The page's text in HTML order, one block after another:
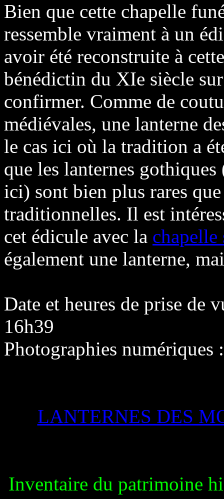
Bien que cette chapelle
ressemble vraiment à un
avoir été reconstruite à
bénédictin du XIe siècle
confirmer. Comme de
médiévales, une lanterne
le cas ici où la tradition a
que les lanternes
ici) sont bien plus rares
traditionnelles. Il est
cet édicule avec la
également une lanterne,
Date et heures de prise de
16h39
Photographies numériques
LANTERNES DES
Inventaire du patrimoine